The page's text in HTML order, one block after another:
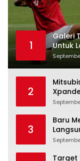
1
Galeri
Untuk
2
3
Baru
Target